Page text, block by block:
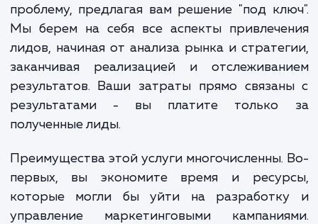
вы могли бы потратить на развитие
бизнеса.
Наша услуга "Оплата за лиды" решает
проблему, предлагая вам решение "под
Мы берем на себя все аспекты
лидов, начиная от анализа рынка и
заканчивая реализацией и
результатов. Ваши затраты прямо
результатами - вы платите
полученные лиды.